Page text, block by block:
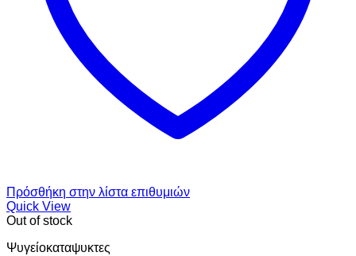
Πρόσθήκη στην λίστα επιθυμιών
Quick View
Out of stock
Ψυγείοκαταψυκτες